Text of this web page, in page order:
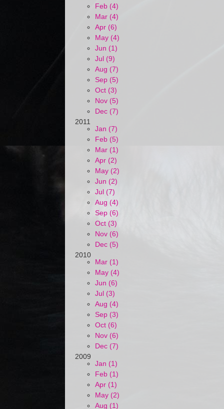
Feb (4)
Mar (4)
Apr (6)
May (4)
Jun (1)
Jul (9)
Aug (7)
Sep (5)
Oct (3)
Nov (5)
Dec (7)
2011
Jan (7)
Feb (5)
Mar (1)
Apr (2)
May (2)
Jun (2)
Jul (7)
Aug (4)
Sep (6)
Oct (3)
Nov (6)
Dec (5)
2010
Mar (1)
May (4)
Jun (6)
Jul (3)
Aug (4)
Sep (3)
Oct (6)
Nov (6)
Dec (7)
2009
Jan (1)
Feb (1)
Apr (1)
May (2)
Aug (1)